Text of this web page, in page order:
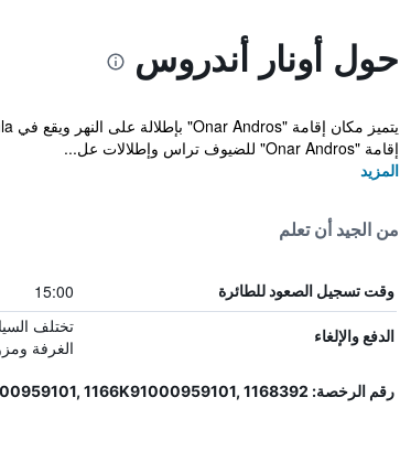
حول أونار أندروس
إقامة "Onar Andros" للضيوف تراس وإطلالات عل...
المزيد
من الجيد أن تعلم
وقت تسجيل الصعود للطائرة 15:00
الدفع والإلغاء
تختلف
الغرفة
رقم الرخصة: 1166Κ91000959101, 1166Κ91000959101, 1168392